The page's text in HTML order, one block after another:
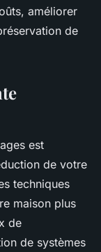
améliorer
de
est
de votre
techniques
maison plus
de
de systèmes